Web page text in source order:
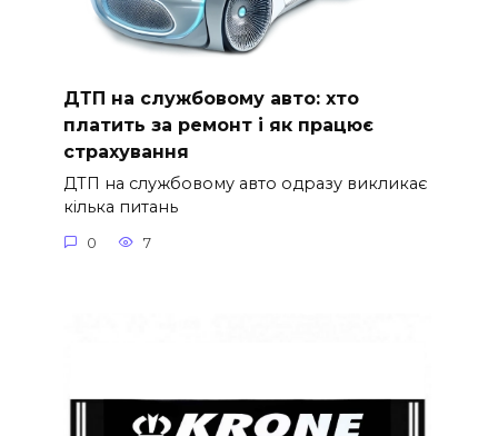
ДТП на службовому авто: хто
платить за ремонт і як працює
страхування
ДТП на службовому авто одразу викликає
кілька питань
0 7